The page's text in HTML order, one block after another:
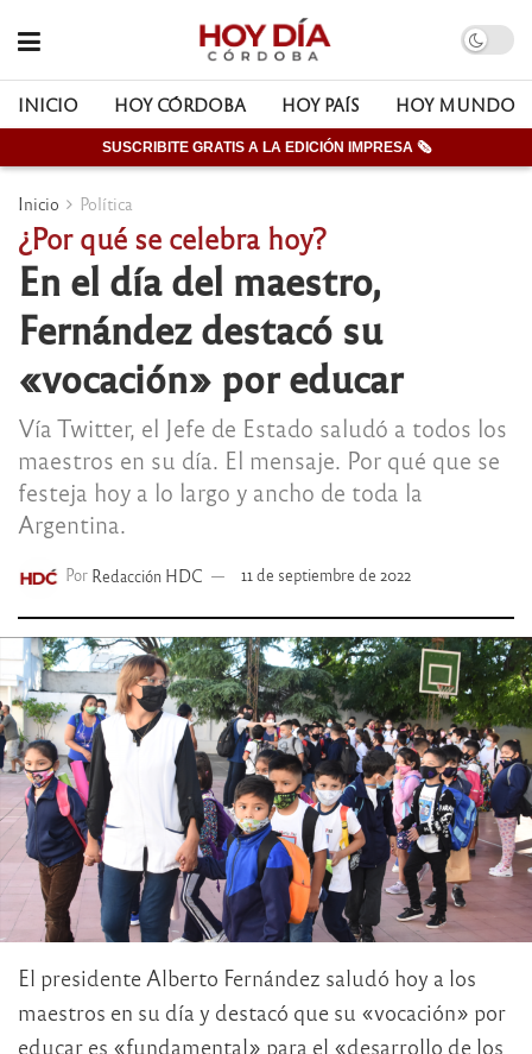
INICIO HOY CÓRDOBA HOY PAÍS HOY MUNDO
SUSCRIBITE GRATIS A LA EDICIÓN IMPRESA 🗞
Inicio Política
¿Por qué se celebra hoy?
En el día del maestro,
Fernández destacó su
«vocación» por educar
Vía Twitter, el Jefe de Estado saludó a todos los
maestros en su día. El mensaje. Por qué que se
festeja hoy a lo largo y ancho de toda la
Argentina.
Por Redacción HDC 11 de septiembre de 2022
El presidente Alberto Fernández saludó hoy a los
maestros en su día y destacó que su «vocación» por
educar es «fundamental» para el «desarrollo de los